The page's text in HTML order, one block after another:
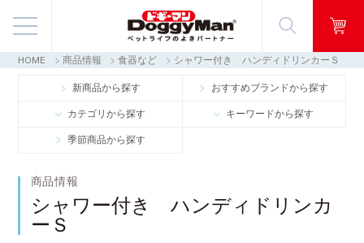
商品情報
映像ギャラリー
お客様窓口・Q＆A
HOME 商品情報 食器など シャワー付き ハンディドリンカーＳ
新商品から探す おすすめブランドから探す
カテゴリから探す キーワードから探す
季節商品から探す
商品情報
シャワー付き ハンディドリンカ
ーＳ